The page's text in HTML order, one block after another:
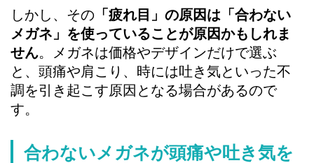
しかし、その 「疲れ目」の原因は「合わない
メガネ」を使っていることが原因かもしれま
せん。メガネは価格やデザインだけで選ぶ
と、頭痛や肩こり、時には吐き気といった不
調を引き起こす原因となる場合があるので
す。
合わないメガネが頭痛や吐き気を